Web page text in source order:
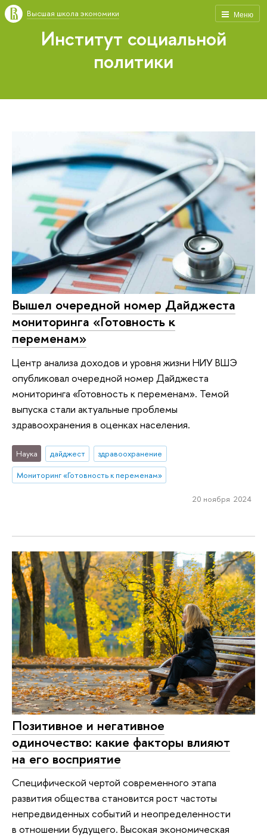
Меню
Высшая школа экономики
Институт социальной
политики
Вышел очередной номер Дайджеста
мониторинга «Готовность к
переменам»
Центр анализа доходов и уровня жизни НИУ ВШЭ
опубликовал очередной номер Дайджеста
мониторинга «Готовность к переменам». Темой
выпуска стали актуальные проблемы
здравоохранения в оценках населения.
Наука дайджест
здравоохранение
Мониторинг «Готовность к переменам»
20 ноября 2024
Позитивное и негативное
одиночество: какие факторы влияют
на его восприятие
Специфической чертой современного этапа
развития общества становится рост частоты
непредвиденных событий и неопределенности
в отношении будущего. Высокая экономическая